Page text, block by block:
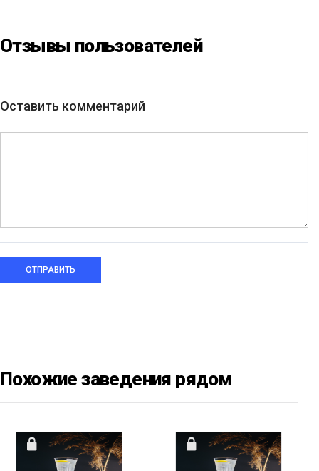
Платформа»
Отзывы пользователей
Оставить комментарий
ОТПРАВИТЬ
Похожие заведения рядом